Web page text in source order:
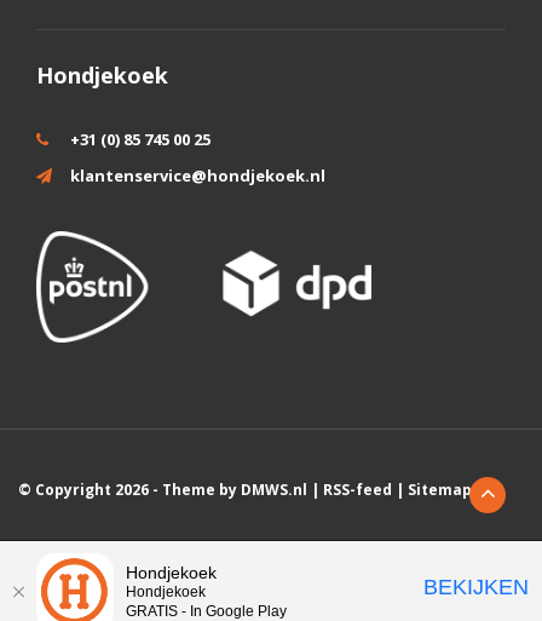
Hondjekoek
+31 (0) 85 745 00 25
klantenservice@hondjekoek.nl
© Copyright 2026 - Theme by DMWS.nl | RSS-feed | Sitemap
Wij slaan cookies op om onze website te verbeteren. Is dat akkoord?
Ja Nee
Hondjekoek
Hondjekoek
GRATIS - In Google Play
BEKIJKEN